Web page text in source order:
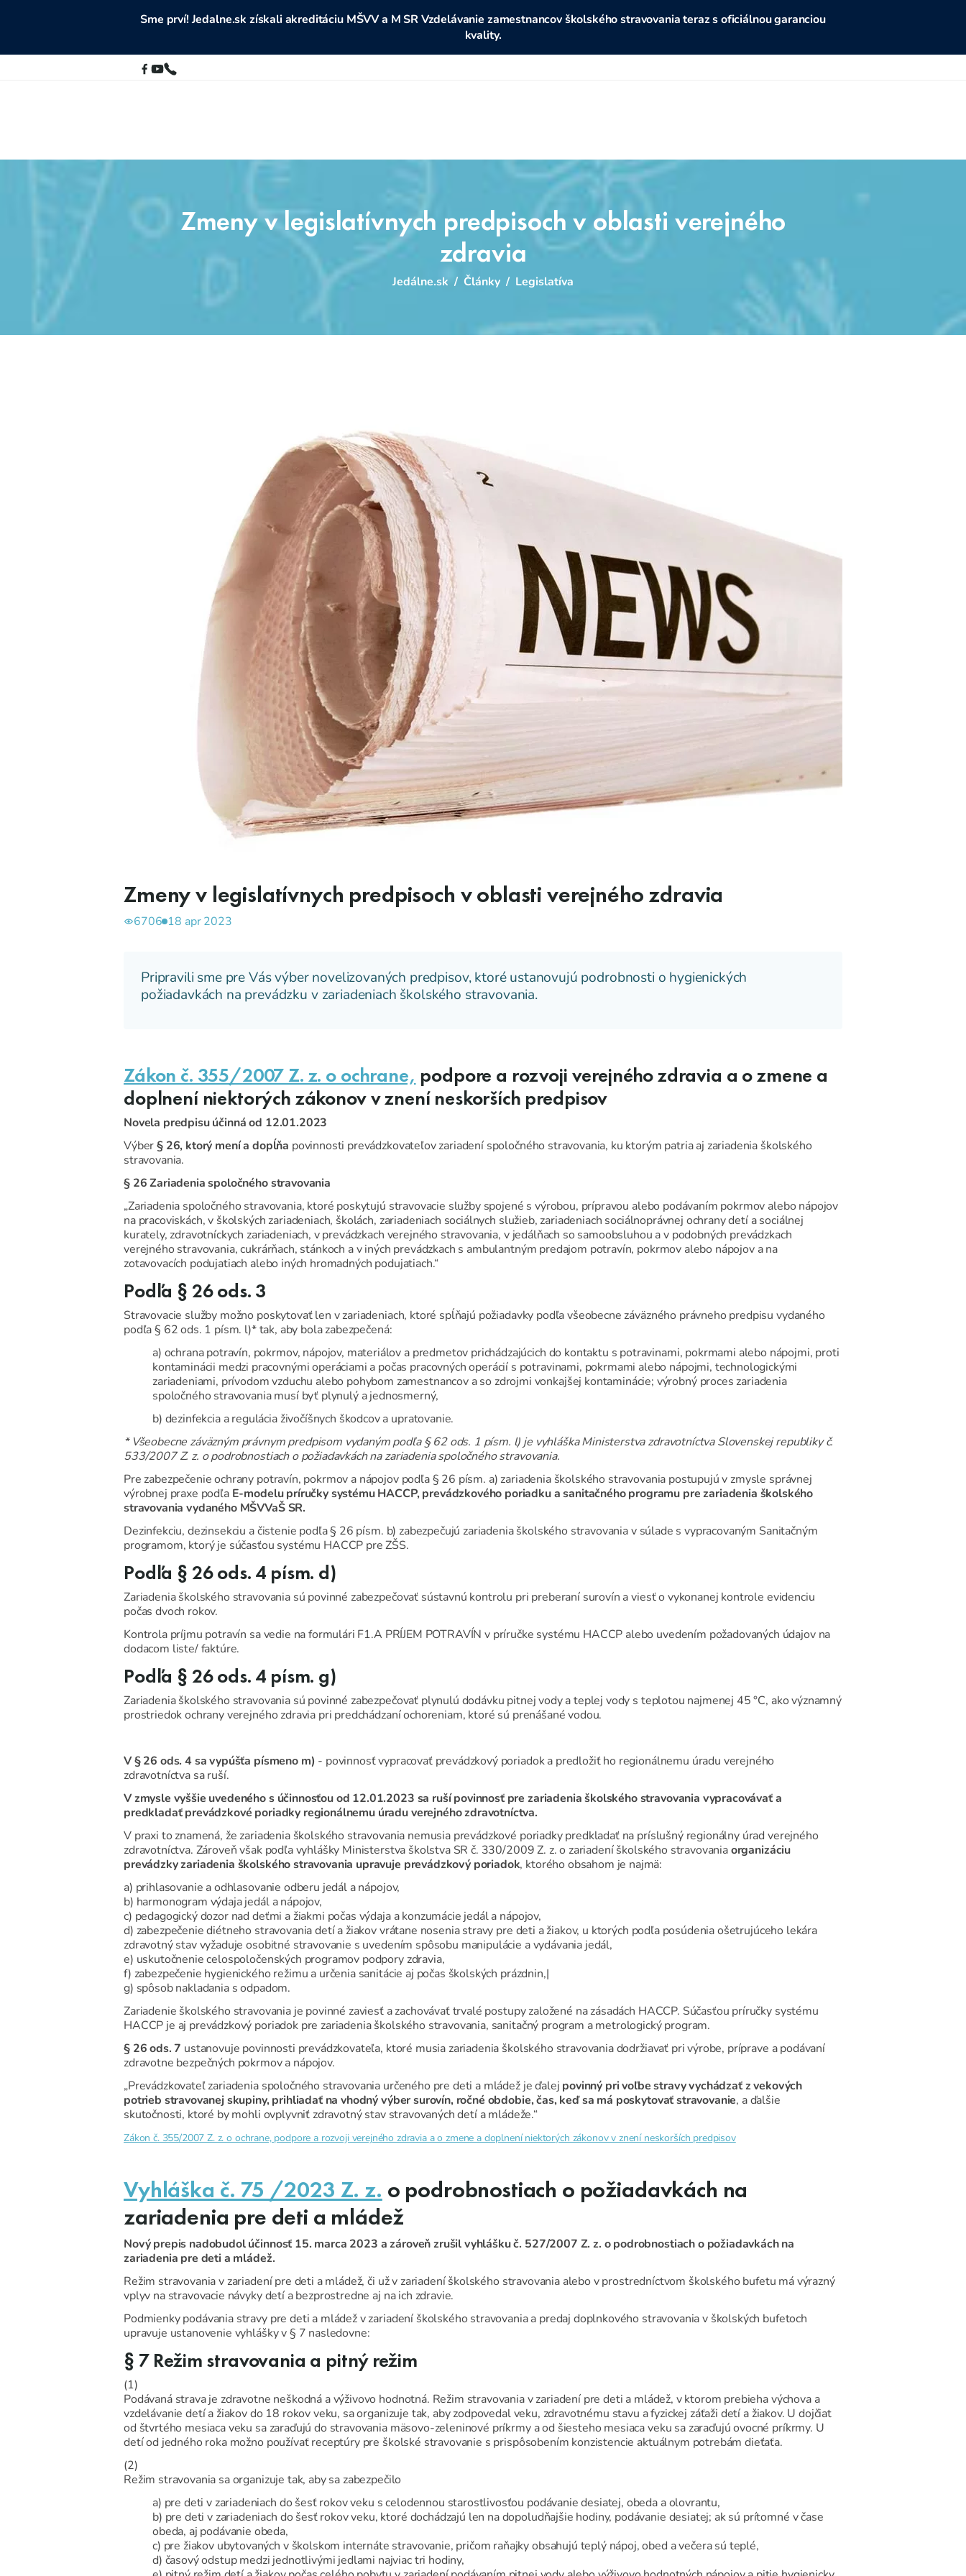
Sme prví! Jedalne.sk získali akreditáciu MŠVV a M SR Vzdelávanie zamestnancov školského stravovania teraz s oficiálnou garanciou
kvality.
Zmeny v legislatívnych predpisoch v oblasti verejného
zdravia
Jedálne.sk / Články / Legislatíva
Zmeny v legislatívnych predpisoch v oblasti verejného zdravia
6706 18 apr 2023
Pripravili sme pre Vás výber novelizovaných predpisov, ktoré ustanovujú podrobnosti o hygienických
požiadavkách na prevádzku v zariadeniach školského stravovania.
Zákon č. 355/2007 Z. z. o ochrane, podpore a rozvoji verejného zdravia a o zmene a
doplnení niektorých zákonov v znení neskorších predpisov
Novela predpisu účinná od 12.01.2023
Výber§ 26, ktorý mení a dopĺňa povinnosti prevádzkovateľov zariadení spoločného stravovania, ku ktorým patria aj zariadenia školského
stravovania.
§ 26 Zariadenia spoločného stravovania
„Zariadenia spoločného stravovania, ktoré poskytujú stravovacie služby spojené s výrobou, prípravou alebo podávaním pokrmov alebo nápojov
na pracoviskách, v školských zariadeniach, školách, zariadeniach sociálnych služieb, zariadeniach sociálnoprávnej ochrany detí a sociálnej
kurately, zdravotníckych zariadeniach, v prevádzkach verejného stravovania, v jedálňach so samoobsluhou a v podobných prevádzkach
verejného stravovania, cukrárňach, stánkoch a v iných prevádzkach s ambulantným predajom potravín, pokrmov alebo nápojov a na
zotavovacích podujatiach alebo iných hromadných podujatiach.“
Podľa § 26 ods. 3
Stravovacie služby možno poskytovať len v zariadeniach, ktoré spĺňajú požiadavky podľa všeobecne záväzného právneho predpisu vydaného
podľa § 62 ods. 1 písm. l)* tak, aby bola zabezpečená:
a) ochrana potravín, pokrmov, nápojov, materiálov a predmetov prichádzajúcich do kontaktu s potravinami, pokrmami alebo nápojmi, proti
kontaminácii medzi pracovnými operáciami a počas pracovných operácií s potravinami, pokrmami alebo nápojmi, technologickými
zariadeniami, prívodom vzduchu alebo pohybom zamestnancov a so zdrojmi vonkajšej kontaminácie; výrobný proces zariadenia
spoločného stravovania musí byť plynulý a jednosmerný,
b) dezinfekcia a regulácia živočíšnych škodcov a upratovanie.
* Všeobecne záväzným právnym predpisom vydaným podľa § 62 ods. 1 písm. l) je vyhláška Ministerstva zdravotníctva Slovenskej republiky č.
533/2007 Z. z. o podrobnostiach o požiadavkách na zariadenia spoločného stravovania.
Pre zabezpečenie ochrany potravín, pokrmov a nápojov podľa § 26 písm. a) zariadenia školského stravovania postupujú v zmysle správnej
výrobnej praxe podľa E-modelu príručky systému HACCP, prevádzkového poriadku a sanitačného programu pre zariadenia školského
stravovania vydaného MŠVVaŠ SR.
Dezinfekciu, dezinsekciu a čistenie podľa § 26 písm. b) zabezpečujú zariadenia školského stravovania v súlade s vypracovaným Sanitačným
programom, ktorý je súčasťou systému HACCP pre ZŠS.
Podľa § 26 ods. 4 písm. d)
Zariadenia školského stravovania sú povinné zabezpečovať sústavnú kontrolu pri preberaní surovín a viesť o vykonanej kontrole evidenciu
počas dvoch rokov.
Kontrola príjmu potravín sa vedie na formulári F1.A PRÍJEM POTRAVÍN v príručke systému HACCP alebo uvedením požadovaných údajov na
dodacom liste/ faktúre.
Podľa § 26 ods. 4 písm. g)
Zariadenia školského stravovania sú povinné zabezpečovať plynulú dodávku pitnej vody a teplej vody s teplotou najmenej 45 °C, ako významný
prostriedok ochrany verejného zdravia pri predchádzaní ochoreniam, ktoré sú prenášané vodou.
V § 26 ods. 4 sa vypúšťa písmeno m) - povinnosť vypracovať prevádzkový poriadok a predložiť ho regionálnemu úradu verejného
zdravotníctva sa ruší.
V zmysle vyššie uvedeného s účinnosťou od 12.01.2023 sa ruší povinnosť pre zariadenia školského stravovania vypracovávať a
predkladať prevádzkové poriadky regionálnemu úradu verejného zdravotníctva.
V praxi to znamená, že zariadenia školského stravovania nemusia prevádzkové poriadky predkladať na príslušný regionálny úrad verejného
zdravotníctva. Zároveň však podľa vyhlášky Ministerstva školstva SR č. 330/2009 Z. z. o zariadení školského stravovaniaorganizáciu
prevádzky zariadenia školského stravovania upravuje prevádzkový poriadok, ktorého obsahom je najmä:
a) prihlasovanie a odhlasovanie odberu jedál a nápojov,
b) harmonogram výdaja jedál a nápojov,
c) pedagogický dozor nad deťmi a žiakmi počas výdaja a konzumácie jedál a nápojov,
d) zabezpečenie diétneho stravovania detí a žiakov vrátane nosenia stravy pre deti a žiakov, u ktorých podľa posúdenia ošetrujúceho lekára
zdravotný stav vyžaduje osobitné stravovanie s uvedením spôsobu manipulácie a vydávania jedál,
e) uskutočnenie celospoločenských programov podpory zdravia,
f) zabezpečenie hygienického režimu a určenia sanitácie aj počas školských prázdnin,|
g) spôsob nakladania s odpadom.
Zariadenie školského stravovania je povinné zaviesť a zachovávať trvalé postupy založené na zásadách HACCP. Súčasťou príručky systému
HACCP je aj prevádzkový poriadok pre zariadenia školského stravovania, sanitačný program a metrologický program.
§ 26 ods. 7 ustanovuje povinnosti prevádzkovateľa, ktoré musia zariadenia školského stravovania dodržiavať pri výrobe, príprave a podávaní
zdravotne bezpečných pokrmov a nápojov.
„Prevádzkovateľ zariadenia spoločného stravovania určeného pre deti a mládež je ďalej povinný pri voľbe stravy vychádzať z vekových
potrieb stravovanej skupiny, prihliadať na vhodný výber surovín, ročné obdobie, čas, keď sa má poskytovať stravovanie, a ďalšie
skutočnosti, ktoré by mohli ovplyvniť zdravotný stav stravovaných detí a mládeže.“
Zákon č. 355/2007 Z. z. o ochrane, podpore a rozvoji verejného zdravia a o zmene a doplnení niektorých zákonov v znení neskorších predpisov
Vyhláška č. 75 /2023 Z. z. o podrobnostiach o požiadavkách na
zariadenia pre deti a mládež
Nový prepis nadobudol účinnosť 15. marca 2023 a zároveň zrušil vyhlášku č. 527/2007 Z. z. o podrobnostiach o požiadavkách na
zariadenia pre deti a mládež.
Režim stravovania v zariadení pre deti a mládež, či už v zariadení školského stravovania alebo v prostredníctvom školského bufetu má výrazný
vplyv na stravovacie návyky detí a bezprostredne aj na ich zdravie.
Podmienky podávania stravy pre deti a mládež v zariadení školského stravovania a predaj doplnkového stravovania v školských bufetoch
upravuje ustanovenie vyhlášky v § 7 nasledovne:
§ 7 Režim stravovania a pitný režim
(1)
Podávaná strava je zdravotne neškodná a výživovo hodnotná. Režim stravovania v zariadení pre deti a mládež, v ktorom prebieha výchova a
vzdelávanie detí a žiakov do 18 rokov veku, sa organizuje tak, aby zodpovedal veku, zdravotnému stavu a fyzickej záťaži detí a žiakov. U dojčiat
od štvrtého mesiaca veku sa zaraďujú do stravovania mäsovo-zeleninové príkrmy a od šiesteho mesiaca veku sa zaraďujú ovocné príkrmy. U
detí od jedného roka možno používať receptúry pre školské stravovanie s prispôsobením konzistencie aktuálnym potrebám dieťaťa.
(2)
Režim stravovania sa organizuje tak, aby sa zabezpečilo
a) pre deti v zariadeniach do šesť rokov veku s celodennou starostlivosťou podávanie desiatej, obeda a olovrantu,
b) pre deti v zariadeniach do šesť rokov veku, ktoré dochádzajú len na dopoludňajšie hodiny, podávanie desiatej; ak sú prítomné v čase
obeda, aj podávanie obeda,
c) pre žiakov ubytovaných v školskom internáte stravovanie, pričom raňajky obsahujú teplý nápoj, obed a večera sú teplé,
d) časový odstup medzi jednotlivými jedlami najviac tri hodiny,